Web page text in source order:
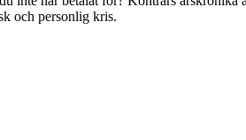
och personlig kris.